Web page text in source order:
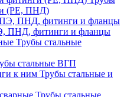
(PE, ПНД)
ПНД, фитинги и фланцы
Трубы стальные
стальные ВГП
Трубы стальные и
Трубы стальные